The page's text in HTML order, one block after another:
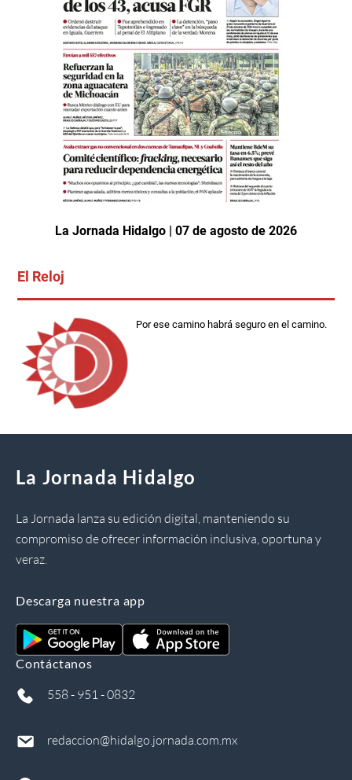
La Jornada Hidalgo | 07 de agosto de 2026
El Reloj
Por ese camino habrá seguro en el camino.
La Jornada Hidalgo
La Jornada lanza su edición digital, manteniendo su
compromiso de ofrecer información inclusiva, oportuna y
veraz.
Descarga nuestra app
Contáctanos
558 - 951 - 0832
redaccion@hidalgo.jornada.com.mx